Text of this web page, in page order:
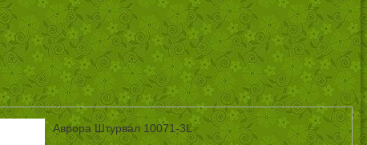
Аврора Штурвал 10071-3L